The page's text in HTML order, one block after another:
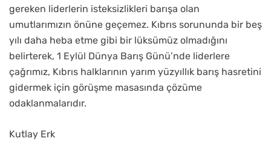
gereken liderlerin isteksizlikleri barışa olan
umutlarımızın önüne geçemez. Kıbrıs sorununda bir beş
yılı daha heba etme gibi bir lüksümüz olmadığını
belirterek, 1 Eylül Dünya Barış Günü’nde liderlere
çağrımız, Kıbrıs halklarının yarım yüzyıllık barış hasretini
gidermek için görüşme masasında çözüme
odaklanmalarıdır.
Kutlay Erk